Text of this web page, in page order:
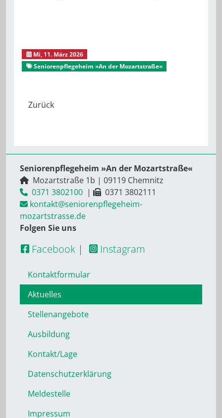
Mi, 11. März 2026
Seniorenpflegeheim »An der Mozartstraße«
Seniorenpflegeheim »An der Mozartstraße«
Mozartstraße 1b | 09119 Chemnitz
0371 3802100 |
0371 3802111
kontakt@seniorenpflegeheim-
mozartstrasse.de
Folgen Sie uns
Facebook | Instagram
Kontaktformular
Aktuelles
Stellenangebote
Ausbildung
Kontakt/Lage
Datenschutzerklärung
Meldestelle
Impressum